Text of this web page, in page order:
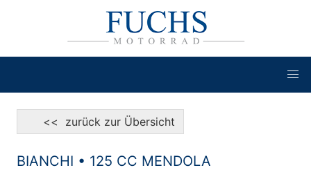
<< zurück zur Übersicht
BIANCHI • 125 CC MENDOLA